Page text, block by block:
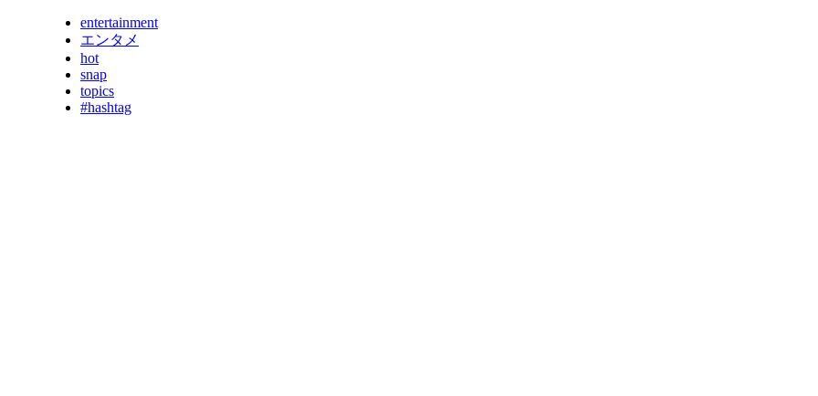
entertainment
エンタメ
hot
snap
topics
#hashtag